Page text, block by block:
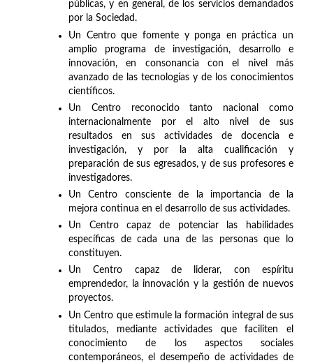
públicas, y en general, de los servicios demandados
por la Sociedad.
Un Centro que fomente y ponga en práctica un
amplio programa de investigación, desarrollo e
innovación, en consonancia con el nivel más
avanzado de las tecnologías y de los conocimientos
científicos.
Un Centro reconocido tanto nacional como
internacionalmente por el alto nivel de sus
resultados en sus actividades de docencia e
investigación, y por la alta cualificación y
preparación de sus egresados, y de sus profesores e
investigadores.
Un Centro consciente de la importancia de la
mejora continua en el desarrollo de sus actividades.
Un Centro capaz de potenciar las habilidades
específicas de cada una de las personas que lo
constituyen.
Un Centro capaz de liderar, con espíritu
emprendedor, la innovación y la gestión de nuevos
proyectos.
Un Centro que estimule la formación integral de sus
titulados, mediante actividades que faciliten el
conocimiento de los aspectos sociales
contemporáneos, el desempeño de actividades de